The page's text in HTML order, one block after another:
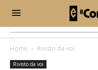
Home Rivisto da voi
Rivisto da voi